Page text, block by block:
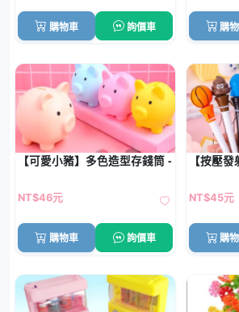
購物車 詢價車 購
【可愛小豬】多色造型存錢筒 - 耐摔兒童儲
NT$46元
購物車 詢價車
【按壓
NT$45元
購